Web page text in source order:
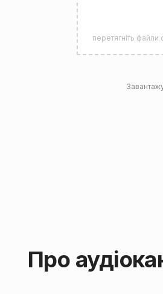
перетягніть файли
Про